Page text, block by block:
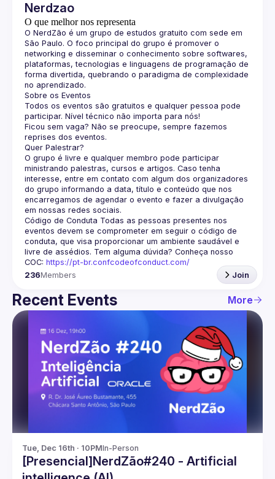
Nerdzao
O que melhor nos representa
O NerdZão é um grupo de estudos gratuito com sede em
São Paulo. O foco principal do grupo é promover o
networking e disseminar o conhecimento sobre softwares,
plataformas, tecnologias e linguagens de programação de
forma divertida, quebrando o paradigma de complexidade
no aprendizado.
Sobre os Eventos
Todos os eventos são gratuitos e qualquer pessoa pode
participar. Nível técnico não importa para nós!
Ficou sem vaga? Não se preocupe, sempre fazemos
reprises dos eventos.
Quer Palestrar?
O grupo é livre e qualquer membro pode participar
ministrando palestras, cursos e artigos. Caso tenha
interesse, entre em contato com algum dos organizadores
do grupo informando a data, título e conteúdo que nos
encarregamos de agendar o evento e fazer a divulgação
em nossas redes sociais.
Código de Conduta Todas as pessoas presentes nos
eventos devem se comprometer em seguir o código de
conduta, que visa proporcionar um ambiente saudável e
livre de assédios. Tem alguma dúvida? Conheça nosso
COC: https://pt-br.confcodeofconduct.com/
236Members Join
Recent Events More
Tue, Dec 16th · 10PMIn-Person
[Presencial]NerdZão#240 - Artificial